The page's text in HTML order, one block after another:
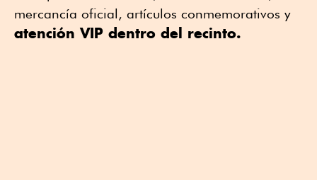
mercancía oficial, artículos conmemorativos y
atención VIP dentro del recinto.